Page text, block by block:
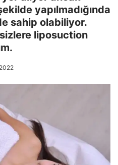
yapılmadığında
sahip olabiliyor.
liposuction